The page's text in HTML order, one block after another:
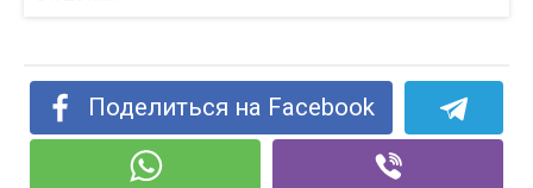
Поделиться на Facebook